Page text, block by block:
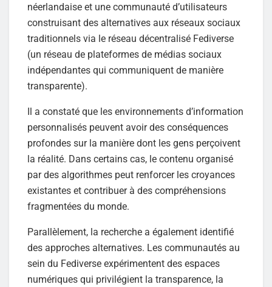
néerlandaise et une communauté d’utilisateurs
construisant des alternatives aux réseaux sociaux
traditionnels via le réseau décentralisé Fediverse
(un réseau de plateformes de médias sociaux
indépendantes qui communiquent de manière
transparente).
Il a constaté que les environnements d’information
personnalisés peuvent avoir des conséquences
profondes sur la manière dont les gens perçoivent
la réalité. Dans certains cas, le contenu organisé
par des algorithmes peut renforcer les croyances
existantes et contribuer à des compréhensions
fragmentées du monde.
Parallèlement, la recherche a également identifié
des approches alternatives. Les communautés au
sein du Fediverse expérimentent des espaces
numériques qui privilégient la transparence, la